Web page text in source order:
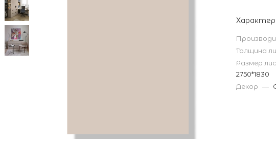
Толщина
Размер
2750*1830
Декор —